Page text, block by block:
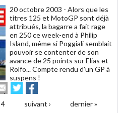
ami
20 octobre 2003 - Alors que les
titres 125 et MotoGP sont déjà
attribués, la bagarre a fait rage
en 250 ce week-end à Philip
Island, même si Poggiali semblait
pouvoir se contenter de son
avance de 25 points sur Elias et
Rolfo... Compte rendu d'un GP à
suspens !
Envoyer
article
Partager
sur
Twitter
sur
Facebook
4 suivant › dernier »